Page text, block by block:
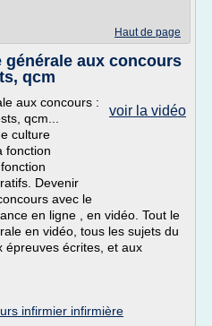
Haut de page
aux concours
qcm
voir la vidéo
aux concours :
qcm...
culture
fonction
Devenir
avec le
en ligne , en vidéo. Tout le
en vidéo, tous les sujets du
épreuves écrites, et aux
infirmier infirmière